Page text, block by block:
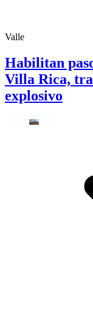
Valle
Habilitan
Villa Rica,
explosivo